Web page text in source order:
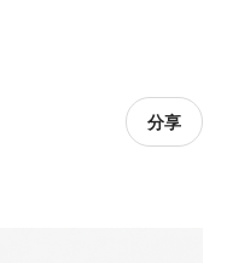
分享